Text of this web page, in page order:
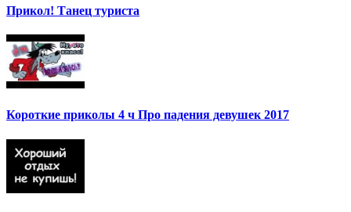
Прикол! Танец туриста
Короткие приколы 4 ч Про падения девушек 2017